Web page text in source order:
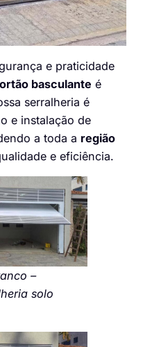
e praticidade
basculante é
serralheria é
e instalação de
a toda a região
e eficiência.
–
solo